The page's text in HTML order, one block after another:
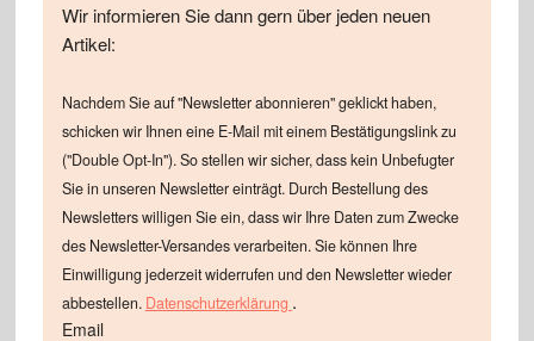
Wir informieren Sie dann gern über jeden neuen
Artikel:
Nachdem Sie auf "Newsletter abonnieren" geklickt haben,
schicken wir Ihnen eine E-Mail mit einem Bestätigungslink zu
("Double Opt-In"). So stellen wir sicher, dass kein Unbefugter
Sie in unseren Newsletter einträgt. Durch Bestellung des
Newsletters willigen Sie ein, dass wir Ihre Daten zum Zwecke
des Newsletter-Versandes verarbeiten. Sie können Ihre
Einwilligung jederzeit widerrufen und den Newsletter wieder
abbestellen. Datenschutzerklärung .
Email